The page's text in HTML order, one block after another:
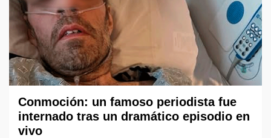
Conmoción: un famoso periodista fue
internado tras un dramático episodio en
vivo